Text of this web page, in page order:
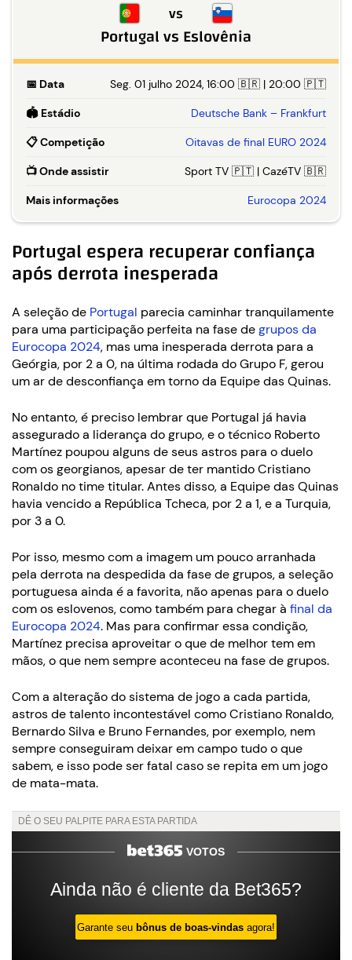
vs
PortugalvsEslovênia
📅 Data Seg. 01 julho 2024, 16:00 🇧🇷 | 20:00 🇵🇹
🏟️ Estádio Deutsche Bank – Frankfurt
📋Competição Oitavas de final EURO 2024
📺Onde assistir Sport TV 🇵🇹 | CazéTV 🇧🇷
Mais informações Eurocopa 2024
Portugal espera recuperar confiança
após derrota inesperada
A seleção de Portugal parecia caminhar tranquilamente
para uma participação perfeita na fase degrupos da
Eurocopa 2024, mas uma inesperada derrota para a
Geórgia, por 2 a 0, na última rodada do Grupo F, gerou
um ar de desconfiança em torno da Equipe das Quinas.
No entanto, é preciso lembrar que Portugal já havia
assegurado a liderança do grupo, e o técnico Roberto
Martínez poupou alguns de seus astros para o duelo
com os georgianos, apesar de ter mantido Cristiano
Ronaldo no time titular. Antes disso, a Equipe das Quinas
havia vencido a República Tcheca, por 2 a 1, e a Turquia,
por 3 a 0.
Por isso, mesmo com a imagem um pouco arranhada
pela derrota na despedida da fase de grupos, a seleção
portuguesa ainda é a favorita, não apenas para o duelo
com os eslovenos, como também para chegar à final da
Eurocopa 2024. Mas para confirmar essa condição,
Martínez precisa aproveitar o que de melhor tem em
mãos, o que nem sempre aconteceu na fase de grupos.
Com a alteração do sistema de jogo a cada partida,
astros de talento incontestável como Cristiano Ronaldo,
Bernardo Silva e Bruno Fernandes, por exemplo, nem
sempre conseguiram deixar em campo tudo o que
sabem, e isso pode ser fatal caso se repita em um jogo
de mata-mata.